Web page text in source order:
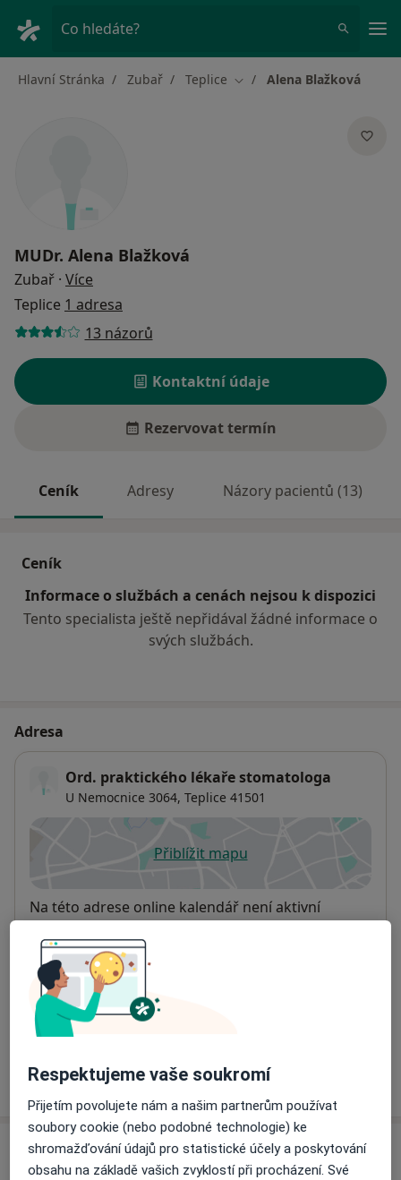
Co hledáte?
Hlavní Stránka Zubař Teplice Změna města
Alena Blažková
MUDr. Alena Blažková
Zubař · Více
Teplice 1 adresa
13 názorů
Kontaktní údaje
Rezervovat termín
Ceník Adresy Názory pacientů (13)
Ceník
Informace o službách a cenách nejsou k dispozici
Tento specialista ještě nepřidával žádné informace o
svých službách.
Adresa
Ord. praktického lékaře stomatologa
U Nemocnice 3064, Teplice 41501
Přiblížit mapuse otevře v nové záložce
Dostupnost
Na této adrese online kalendář není aktivní
Způsoby platby (soukromé návštěvy)
Na teto adrese lékař přijímá pacienty na pojišťovnu
Detaily
Více
Názory
Respektujeme vaše soukromí
Přijetím povolujete nám a našim partnerům používat
soubory cookie (nebo podobné technologie) ke
shromažďování údajů pro statistické účely a poskytování
obsahu na základě vašich zvyklostí při procházení. Své